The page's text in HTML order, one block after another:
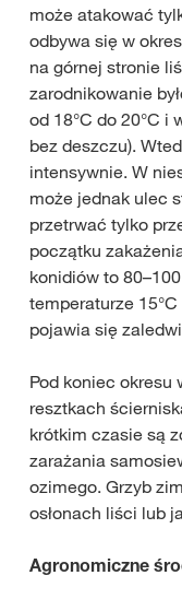
może atakować
odbywa się w
na górnej stronie
zarodnikowanie
od 18°C do 20°C i
bez deszczu).
intensywnie. W
może jednak ulec
przetrwać tylko
początku
konidiów to
temperaturze
pojawia się
Pod koniec okresu
resztkach
krótkim czasie są
zarażania
ozimego. Grzyb
osłonach liści lub
Agronomiczne